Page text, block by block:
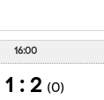
16:00
(0)
2 : 1